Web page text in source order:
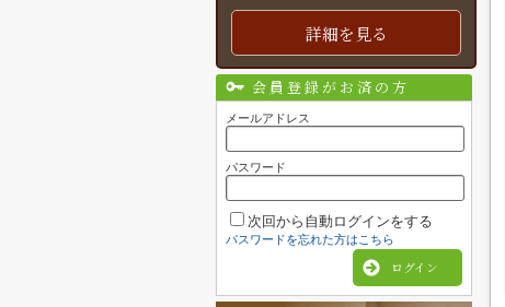
詳細を見る
会員登録がお済の方
メールアドレス
パスワード
次回から自動ログインをする
パスワードを忘れた方はこちら
ログイン